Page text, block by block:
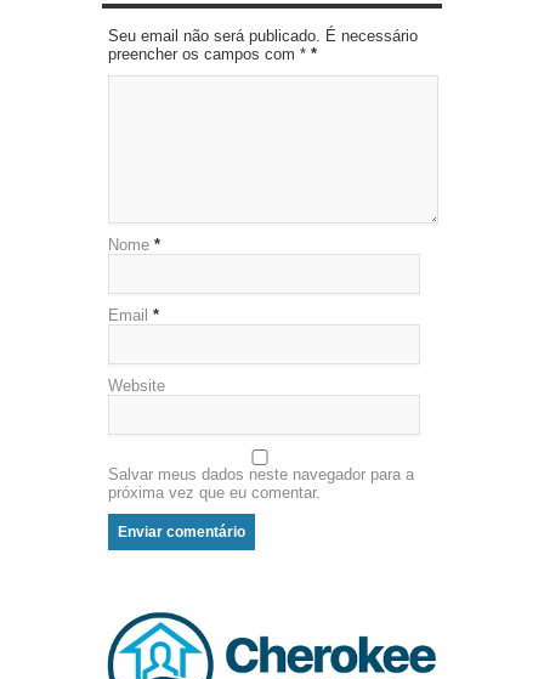
Seu email não será publicado. É necessário
preencher os campos com * *
Nome *
Email *
Website
Salvar meus dados neste navegador para a
próxima vez que eu comentar.